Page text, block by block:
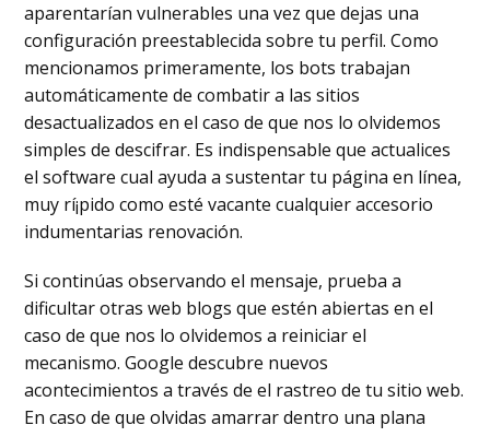
aparentarían vulnerables una vez que dejas una
configuración preestablecida sobre tu perfil. Como
mencionamos primeramente, los bots trabajan
automáticamente de combatir a las sitios
desactualizados en el caso de que nos lo olvidemos
simples de descifrar. Es indispensable que actualices
el software cual ayuda a sustentar tu página en línea,
muy rí¡pido como esté vacante cualquier accesorio
indumentarias renovación.
Si continúas observando el mensaje, prueba a
dificultar otras web blogs que estén abiertas en el
caso de que nos lo olvidemos a reiniciar el
mecanismo. Google descubre nuevos
acontecimientos a través de el rastreo de tu sitio web.
En caso de que olvidas amarrar dentro una plana